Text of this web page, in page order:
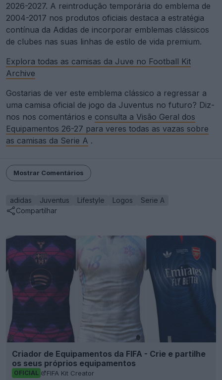
2026-2027. A reintrodução temporária do emblema de
2004-2017 nos produtos oficiais destaca a estratégia
contínua da Adidas de incorporar emblemas clássicos
de clubes nas suas linhas de estilo de vida premium.
Explora todas as camisas da Juve no Football Kit
Archive
Gostarias de ver este emblema clássico a regressar a
uma camisa oficial de jogo da Juventus no futuro? Diz-
nos nos comentários e consulta a Visão Geral dos
Equipamentos 26-27 para veres todas as vazas sobre
as camisas da Serie A .
Mostrar Comentários
adidas Juventus Lifestyle Logos
Serie A
Compartilhar
Criador de Equipamentos da FIFA - Crie e partilhe
os seus próprios equipamentos
OFICIAL FIFA Kit Creator